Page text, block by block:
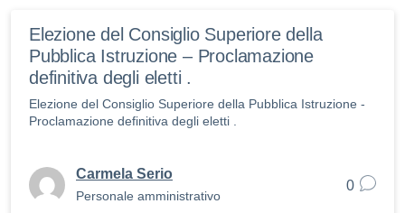
Elezione del Consiglio Superiore della
Pubblica Istruzione – Proclamazione
definitiva degli eletti .
Elezione del Consiglio Superiore della Pubblica Istruzione -
Proclamazione definitiva degli eletti .
Carmela Serio
Personale amministrativo
0